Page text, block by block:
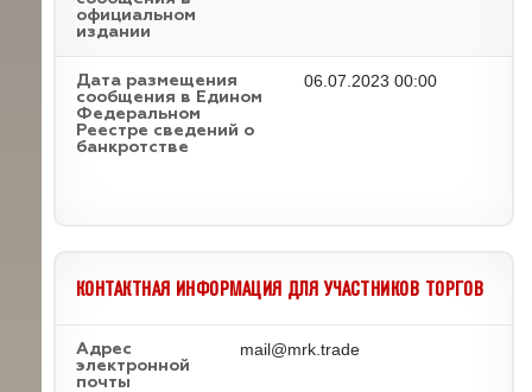
официальном
издании
Дата размещения
сообщения в Едином
Федеральном
Реестре сведений о
банкротстве
06.07.2023 00:00
КОНТАКТНАЯ ИНФОРМАЦИЯ ДЛЯ УЧАСТНИКОВ ТОРГОВ
Адрес
электронной
почты
mail@mrk.trade